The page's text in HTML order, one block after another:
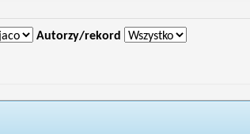
Autorzy/rekord